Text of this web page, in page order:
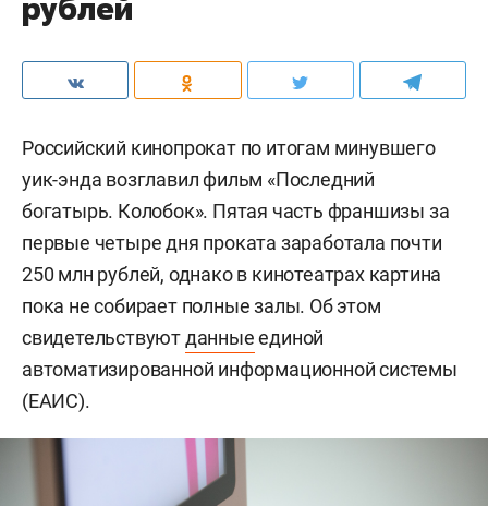
рублей
Российский кинопрокат по итогам минувшего
уик-энда возглавил фильм «Последний
богатырь. Колобок». Пятая часть франшизы за
первые четыре дня проката заработала почти
250 млн рублей, однако в кинотеатрах картина
пока не собирает полные залы. Об этом
свидетельствуютданныеединой
автоматизированной информационной системы
(ЕАИС).